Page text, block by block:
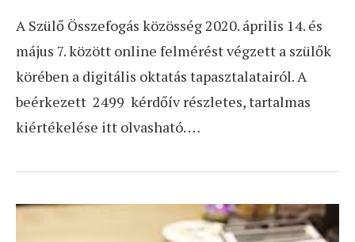
A Szülő Összefogás közösség 2020. április 14. és
május 7. között online felmérést végzett a szülők
körében a digitális oktatás tapasztalatairól. A
beérkezett 2499 kérdőív részletes, tartalmas
kiértékelése itt olvasható. …